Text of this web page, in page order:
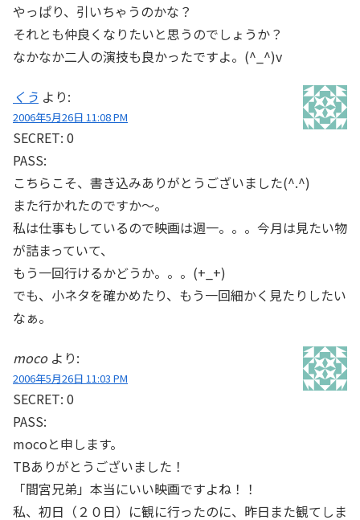
やっぱり、引いちゃうのかな？
それとも仲良くなりたいと思うのでしょうか？
なかなか二人の演技も良かったですよ。(^_^)v
くう より:
2006年5月26日 11:08 PM
SECRET: 0
PASS:
こちらこそ、書き込みありがとうございました(^.^)
また行かれたのですか～。
私は仕事もしているので映画は週一。。。今月は見たい物
が詰まっていて、
もう一回行けるかどうか。。。(+_+)
でも、小ネタを確かめたり、もう一回細かく見たりしたい
なぁ。
moco より:
2006年5月26日 11:03 PM
SECRET: 0
PASS:
mocoと申します。
TBありがとうございました！
「間宮兄弟」本当にいい映画ですよね！！
私、初日（２０日）に観に行ったのに、昨日また観てしま